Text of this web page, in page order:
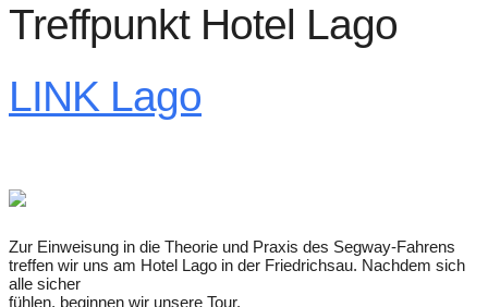
Treffpunkt Hotel Lago
LINK Lago
Zur Einweisung in die Theorie und Praxis des Segway-Fahrens
treffen wir uns am Hotel Lago in der Friedrichsau. Nachdem sich
alle sicher
fühlen, beginnen wir unsere Tour.